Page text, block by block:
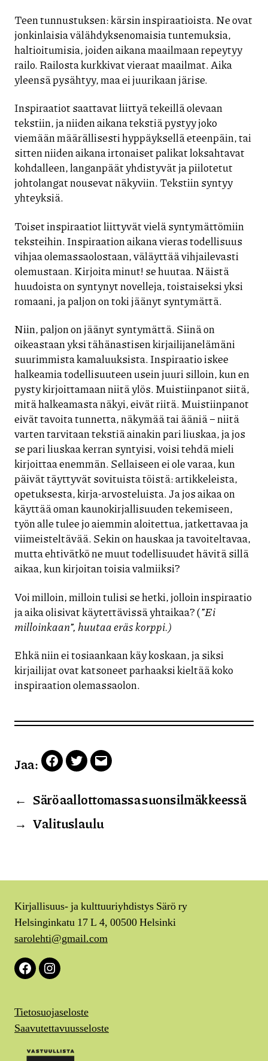
Teen tunnustuksen: kärsin inspiraatioista. Ne ovat
jonkinlaisia välähdyksenomaisia tuntemuksia,
haltioitumisia, joiden aikana maailmaan repeytyy
railo. Railosta kurkkivat vieraat maailmat. Aika
yleensä pysähtyy, maa ei juurikaan järise.
Inspiraatiot saattavat liittyä tekeillä olevaan
tekstiin, ja niiden aikana tekstiä pystyy joko
viemään määrällisesti hyppäyksellä eteenpäin, tai
sitten niiden aikana irtonaiset palikat loksahtavat
kohdalleen, langanpäät yhdistyvät ja piilotetut
johtolangat nousevat näkyviin. Tekstiin syntyy
yhteyksiä.
Toiset inspiraatiot liittyvät vielä syntymättömiin
teksteihin. Inspiraation aikana vieras todellisuus
vihjaa olemassaolostaan, väläyttää vihjailevasti
olemustaan. Kirjoita minut! se huutaa. Näistä
huudoista on syntynyt novelleja, toistaiseksi yksi
romaani, ja paljon on toki jäänyt syntymättä.
Niin, paljon on jäänyt syntymättä. Siinä on
oikeastaan yksi tähänastisen kirjailijanelämäni
suurimmista kamaluuksista. Inspiraatio iskee
halkeamia todellisuuteen usein juuri silloin, kun en
pysty kirjoittamaan niitä ylös. Muistiinpanot siitä,
mitä halkeamasta näkyi, eivät riitä. Muistiinpanot
eivät tavoita tunnetta, näkymää tai ääniä – niitä
varten tarvitaan tekstiä ainakin pari liuskaa, ja jos
se pari liuskaa kerran syntyisi, voisi tehdä mieli
kirjoittaa enemmän. Sellaiseen ei ole varaa, kun
päivät täyttyvät sovituista töistä: artikkeleista,
opetuksesta, kirja-arvosteluista. Ja jos aikaa on
käyttää oman kaunokirjallisuuden tekemiseen,
työn alle tulee jo aiemmin aloitettua, jatkettavaa ja
viimeisteltävää. Sekin on hauskaa ja tavoiteltavaa,
mutta ehtivätkö ne muut todellisuudet hävitä sillä
aikaa, kun kirjoitan toisia valmiiksi?
Voi milloin, milloin tulisi se hetki, jolloin inspiraatio
ja aika olisivat käytettävissä yhtaikaa? (”Ei
milloinkaan”, huutaa eräs korppi.)
Ehkä niin ei tosiaankaan käy koskaan, ja siksi
kirjailijat ovat katsoneet parhaaksi kieltää koko
inspiraation olemassaolon.
Jaa: Facebook
TwitterEmail
← Särö aallottomassa suonsilmäkkeessä
→ Valituslaulu
Kirjallisuus- ja kulttuuriyhdistys Särö ry
Helsinginkatu 17 L 4, 00500 Helsinki
sarolehti@gmail.com
FacebookInstagram
Tietosuojaseloste
Saavutettavuusseloste